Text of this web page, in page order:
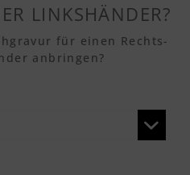
LINKSHÄNDER?
für einen Rechts-
anbringen?